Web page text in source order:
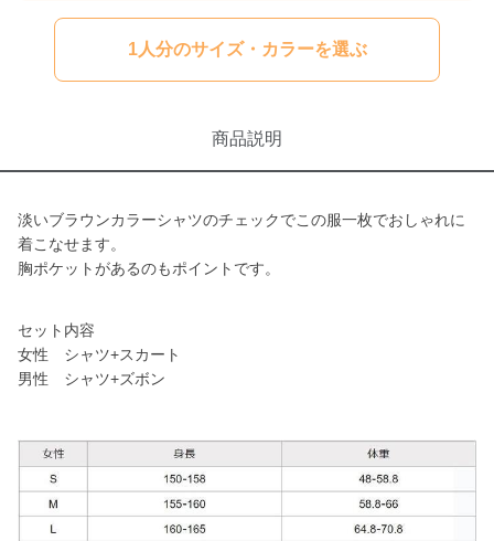
1人分のサイズ・カラーを選ぶ
商品説明
淡いブラウンカラーシャツのチェックでこの服一枚でおしゃれに
着こなせます。
胸ポケットがあるのもポイントです。
セット内容
女性 シャツ+スカート
男性 シャツ+ズボン